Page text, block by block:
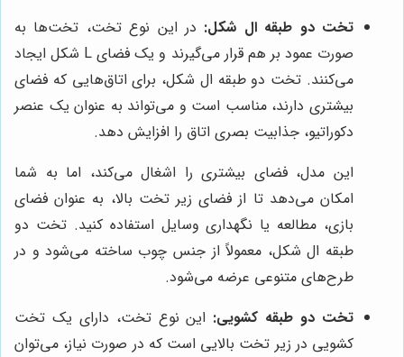
تخت دو طبقه ال شکل: در این نوع تخت، تخت‌ها به
صورت عمود بر هم قرار می‌گیرند و یک فضای L شکل ایجاد
می‌کنند. تخت دو طبقه ال شکل، برای اتاق‌هایی که فضای
بیشتری دارند، مناسب است و می‌تواند به عنوان یک عنصر
دکوراتیو، جذابیت بصری اتاق را افزایش دهد.
این مدل، فضای بیشتری را اشغال می‌کند، اما به شما
امکان می‌دهد تا از فضای زیر تخت بالا، به عنوان فضای
بازی، مطالعه یا نگهداری وسایل استفاده کنید. تخت دو
طبقه ال شکل، معمولاً از جنس چوب ساخته می‌شود و در
طرح‌های متنوعی عرضه می‌شود.
تخت دو طبقه کشویی: این نوع تخت، دارای یک تخت
کشویی در زیر تخت بالایی است که در صورت نیاز، می‌توان